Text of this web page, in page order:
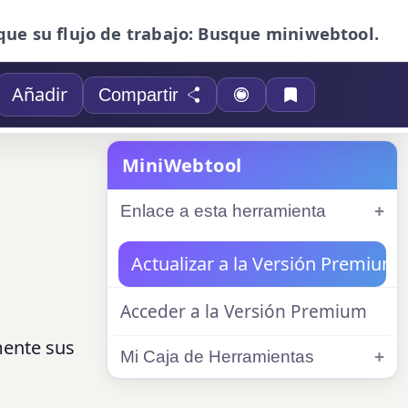
su flujo de trabajo: Busque miniwebtool.
Añadir Compartir
sus
MiniWebtool
Enlace a esta herramienta
Actualizar a la Versión Premium
Acceder a la Versión Premium
Mi Caja de Herramientas